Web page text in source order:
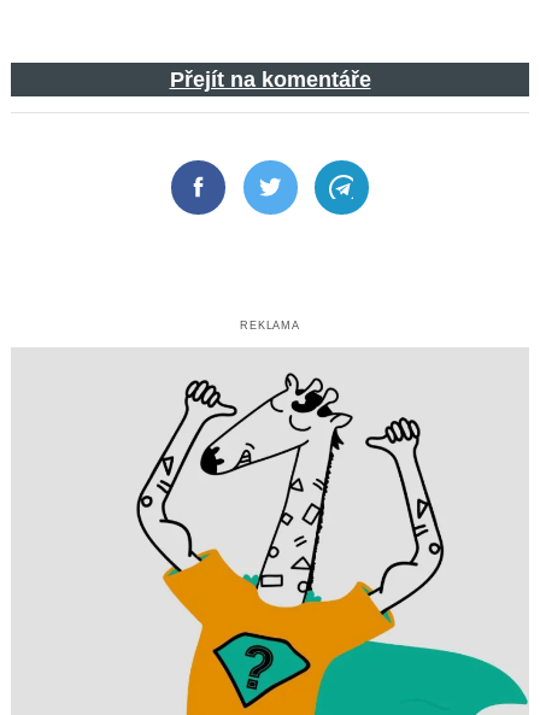
Přejít na komentáře
FacebookTwitter Telegram
REKLAMA